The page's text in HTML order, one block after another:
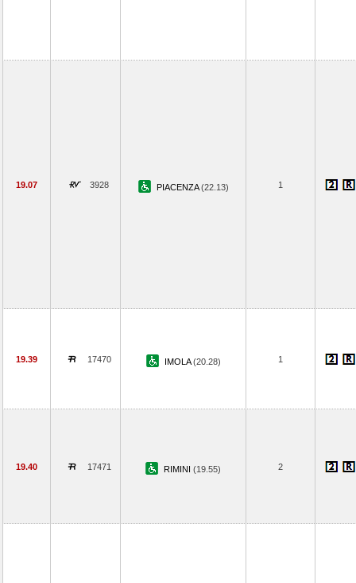
19.07 3928 PIACENZA(22.13) 1
19.39 17470 IMOLA(20.28) 1
19.40 17471 RIMINI (19.55) 2